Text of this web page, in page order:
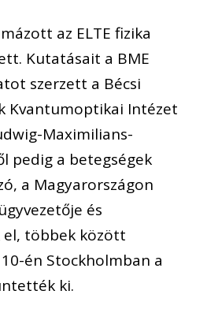
az ELTE fizika
Kutatásait a BME
szerzett a Bécsi
Kvantumoptikai Intézet
Maximilians-
pedig a betegségek
a Magyarországon
és
el, többek között
én Stockholmban a
ki.